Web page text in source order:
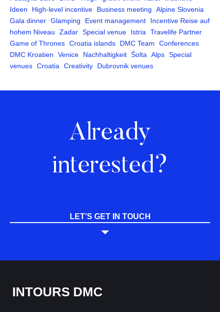
Ideen
High-level incentive Business meeting
Alpine Slovenia
Gala dinner Glamping Event management
Incentive Reise auf
hohem Niveau
Zadar Special venue Istria
Travelife Partner
Game of Thrones Croatia islands DMC Team
Conferences
DMC Kroatien
Venice Nachhaltigkeit Šolta Alps Special
venues Croatia Creativity Dubrovnik venues
Already
interested?
LET’S GET IN TOUCH
INTOURS DMC